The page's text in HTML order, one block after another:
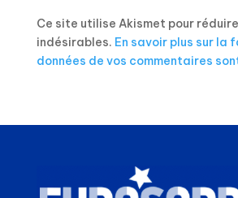
Ce site utilise Akismet pour
indésirables. En savoir plus sur la
données de vos commentaires